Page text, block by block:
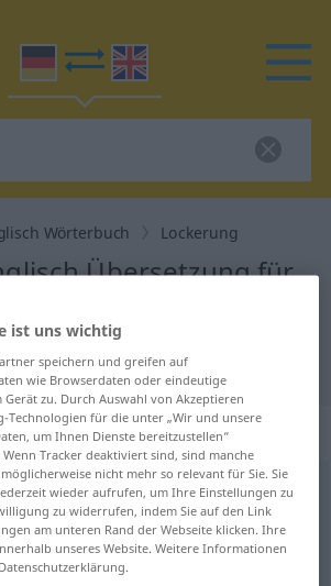
Wörterbuch Lockerung
Übersetzung für
Englisch Übersetzung
: Femininum
;Lockerungen >
Übersetzung anklicken/antippen)
ist uns wichtig
speichern und greifen auf
wie Browserdaten oder eindeutige
zu. Durch Auswahl von Akzeptieren
Technologien für die unter „Wir und unsere
um Ihnen Dienste bereitzustellen“
Tracker deaktiviert sind, sind manche
nicht mehr so relevant für Sie. Sie
wieder aufrufen, um Ihre Einstellungen zu
zu widerrufen, indem Sie auf den Link
am unteren Rand der Webseite klicken. Ihre
unseres Website. Weitere Informationen